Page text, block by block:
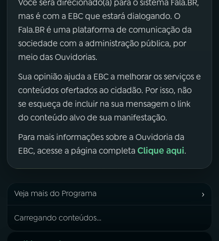
Você será direcionado(a) para o sistema Fala.BR,
mas é com a EBC que estará dialogando. O
Fala.BR é uma plataforma de comunicação da
sociedade com a administração pública, por
meio das Ouvidorias.
Sua opinião ajuda a EBC a melhorar os serviços e
conteúdos ofertados ao cidadão. Por isso, não
se esqueça de incluir na sua mensagem o link
do conteúdo alvo de sua manifestação.
Para mais informações sobre a Ouvidoria da
EBC, acesse a página completa Clique aqui.
Veja mais do Programa ›
Carregando conteúdos...